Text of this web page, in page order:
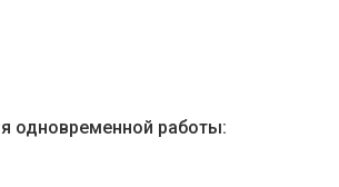
одновременной работы: